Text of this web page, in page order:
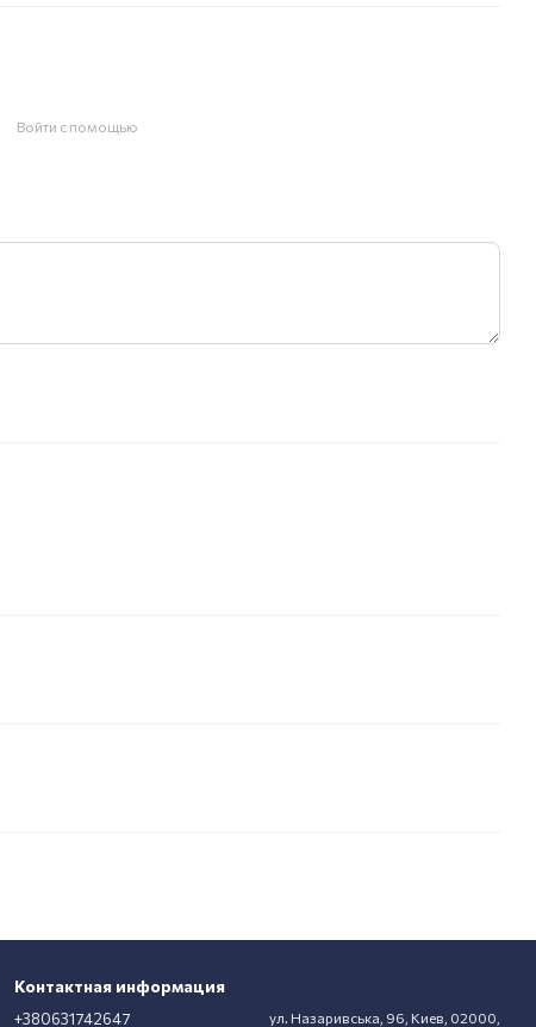
Войти с помощью
Контактная информация
+380631742647 ул. Назаривська, 96, Киев, 02000,